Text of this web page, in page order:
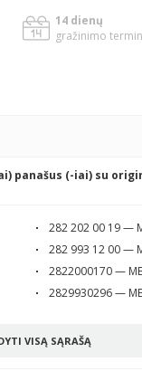
14 dienų
gražinimo
panašus (-iai) su
282 202 00 19 —
282 993 12 00 —
2822000170 —
2829930296 —
VISĄ SĄRAŠĄ